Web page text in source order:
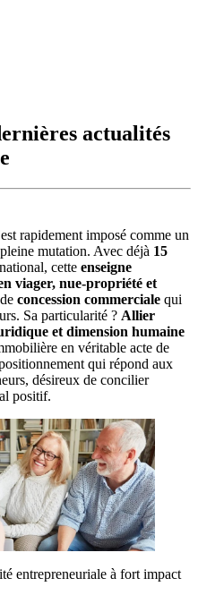
actualités
rapidement imposé comme un
mutation. Avec déjà 15
cette enseigne
viager, nue-propriété et
concession commerciale qui
Sa particularité ? Allier
et dimension humaine
en véritable acte de
qui répond aux
désireux de concilier
positif.
entrepreneuriale à fort impact